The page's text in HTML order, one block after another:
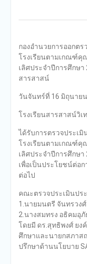
กองอำนวยการออกต
โรงเรียนตามเกณฑ์คุ
เลิศประจำปีการศึกษ
สารสาสน์
วันจันทร์ที่ 16 มิถุนาย
โรงเรียนสารสาสน์วิ
ได้รับการตรวจประเ
โรงเรียนตามเกณฑ์คุ
เลิศประจำปีการศึกษา
เพื่อเป็นประโยชน์ต่อ
ต่อไป
คณะตรวจประเมินปร
1.นายมนตรี จันทรวงศ์
2.นางสมทรง อธิคมอุภั
โดยมี ดร.สุทธิพงศ์ ยง
ศึกษาและนายกสภาส
ปรึกษาด้านนโยบาย